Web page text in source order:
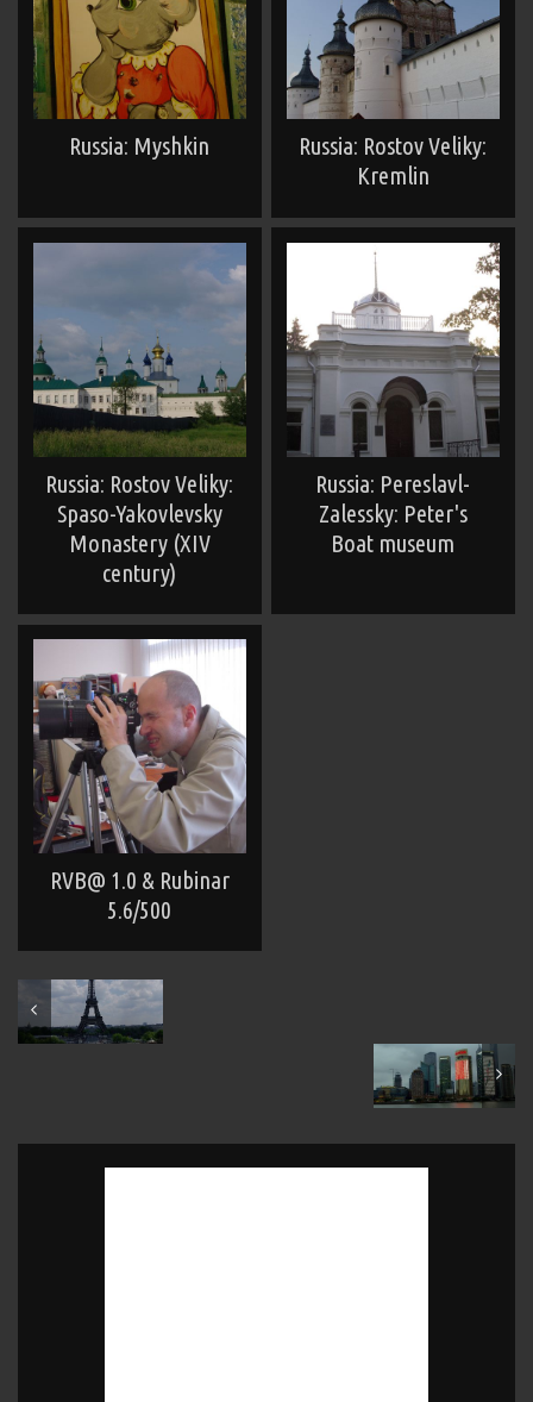
Russia: Myshkin
Russia: Rostov Veliky:
Kremlin
Russia: Rostov Veliky:
Spaso-Yakovlevsky
Monastery (XIV
century)
Russia: Pereslavl-
Zalessky: Peter's
Boat museum
RVB@ 1.0 & Rubinar
5.6/500
May 2009
July 2009